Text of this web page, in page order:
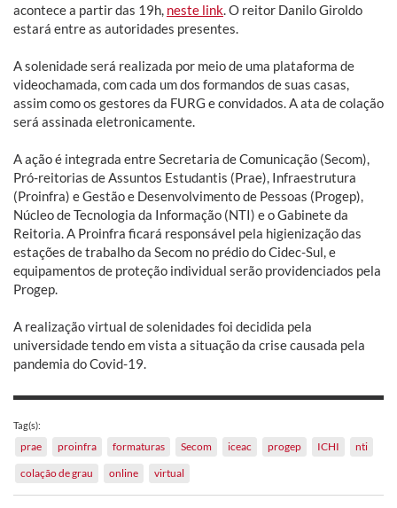
acontece a partir das 19h, neste link. O reitor Danilo Giroldo
estará entre as autoridades presentes.
A solenidade será realizada por meio de uma plataforma de
videochamada, com cada um dos formandos de suas casas,
assim como os gestores da FURG e convidados. A ata de colação
será assinada eletronicamente.
A ação é integrada entre Secretaria de Comunicação (Secom),
Pró-reitorias de Assuntos Estudantis (Prae), Infraestrutura
(Proinfra) e Gestão e Desenvolvimento de Pessoas (Progep),
Núcleo de Tecnologia da Informação (NTI) e o Gabinete da
Reitoria. A Proinfra ficará responsável pela higienização das
estações de trabalho da Secom no prédio do Cidec-Sul, e
equipamentos de proteção individual serão providenciados pela
Progep.
A realização virtual de solenidades foi decidida pela
universidade tendo em vista a situação da crise causada pela
pandemia do Covid-19.
Tag(s):
prae proinfra formaturas Secom iceac progep ICHI
nti
colação de grau
online virtual